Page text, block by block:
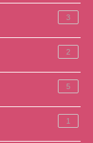
3
2
5
1